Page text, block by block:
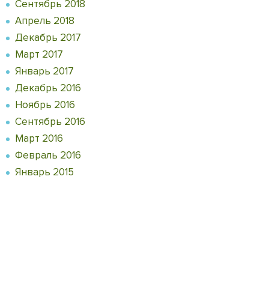
Сентябрь 2018
Апрель 2018
Декабрь 2017
Март 2017
Январь 2017
Декабрь 2016
Ноябрь 2016
Сентябрь 2016
Март 2016
Февраль 2016
Январь 2015